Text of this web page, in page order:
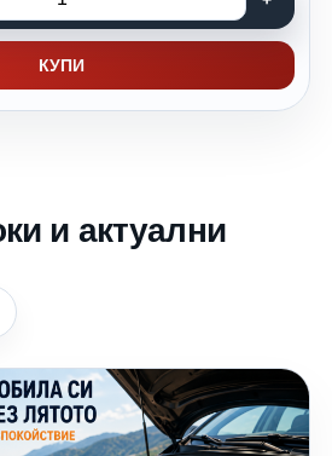
КУПИ
и актуални